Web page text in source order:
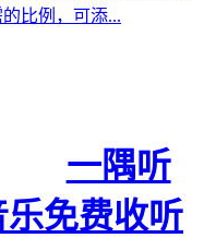
比例，可添...
一隅听
免费收听